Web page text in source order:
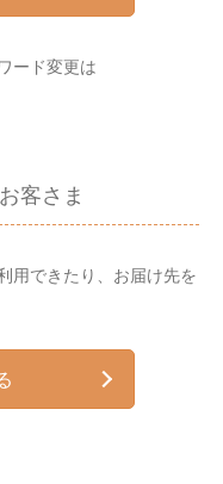
ード変更は
客さま
用できたり、お届け先を